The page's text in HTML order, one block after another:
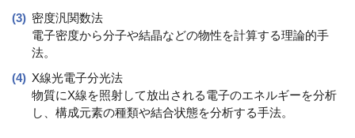
密度汎関数法
電子密度から分子や結晶などの物性を計算する理論的手
法。
X線光電子分光法
物質にX線を照射して放出される電子のエネルギーを分析
し、構成元素の種類や結合状態を分析する手法。